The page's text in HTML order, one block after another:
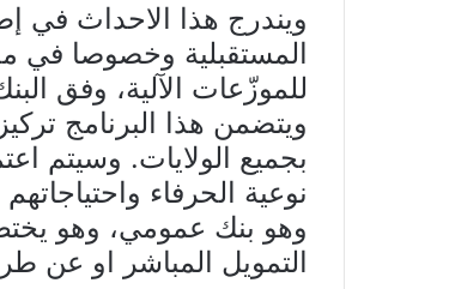
ويندرج هذا الاحداث في
المستقبلية وخصوصا في
للموزّعات الآلية، وفق
بجميع الولايات. وسيتم
وهو بنك عمومي، وهو
التمويل المباشر او عن